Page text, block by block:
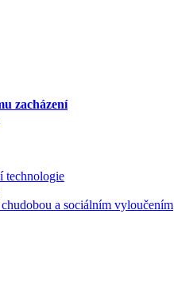
zacházení
technologie
a sociálním vyloučením